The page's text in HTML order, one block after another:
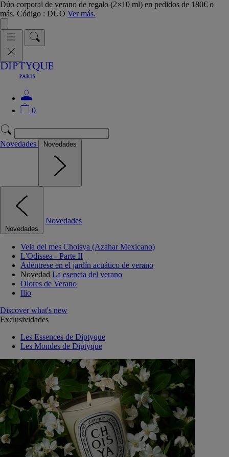
Dúo corporal de verano de regalo (2×10 ml) en pedidos de 180€ o
más. Código : DUO Ver más.
0
Novedades Novedades
Novedades
Novedades
Vela del mes Choisya (Azahar Mexicano)
L'Odissea - Parte II
Adéntrese en el jardín acuático de verano
Novedad La esencia del verano
Olores de Verano
Ilio
Discover what's new
Exclusividades
Les Essences de Diptyque
Les Mondes de Diptyque